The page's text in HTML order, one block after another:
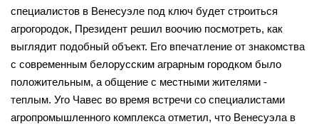
специалистов в Венесуэле под ключ будет строиться
агрогородок, Президент решил воочию посмотреть, как
выглядит подобный объект. Его впечатление от знакомства
с современным белорусским аграрным городком было
положительным, а общение с местными жителями -
теплым. Уго Чавес во время встречи со специалистами
агропромышленного комплекса отметил, что Венесуэла в